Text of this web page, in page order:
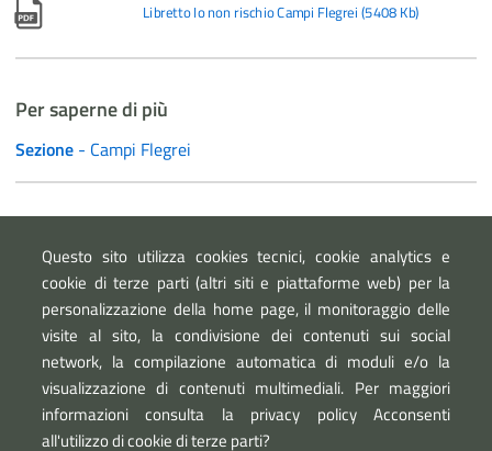
Libretto Io non rischio Campi Flegrei(5408 Kb)
Per saperne di più
Sezione - Campi Flegrei
Esercitazione nazionale di Protezione Civile “Exe Flegrei
2024”
Questo sito utilizza cookies tecnici, cookie analytics e
cookie di terze parti (altri siti e piattaforme web) per la
personalizzazione della home page, il monitoraggio delle
visite al sito, la condivisione dei contenuti sui social
network, la compilazione automatica di moduli e/o la
visualizzazione di contenuti multimediali. Per maggiori
informazioni consulta la privacy policy Acconsenti
all'utilizzo di cookie di terze parti?